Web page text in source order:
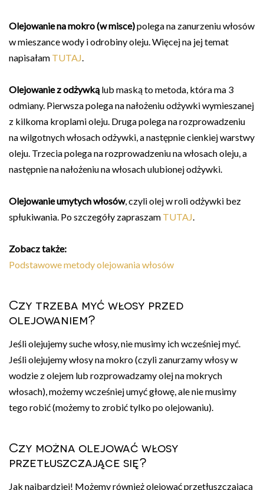
Olejowanie na mokro (w misce)polega na zanurzeniu włosów
w mieszance wody i odrobiny oleju. Więcej na jej temat
napisałam TUTAJ
Olejowanie z odżywką lub maską to metoda, która ma 3
odmiany. Pierwsza polega na nałożeniu odżywki wymieszanej
z kilkoma kroplami oleju. Druga polega na rozprowadzeniu
na wilgotnych włosach odżywki, a następnie cienkiej warstwy
oleju. Trzecia polega na rozprowadzeniu na włosach oleju, a
następnie na nałożeniu na włosach ulubionej odżywki.
Olejowanie umytych włosów, czyli olej w roli odżywki bez
spłukiwania. Po szczegóły zapraszam TUTAJ
Zobacz także:
Podstawowe metody olejowania włosów
Czy trzeba myć włosy przed
olejowaniem?
Jeśli olejujemy suche włosy, nie musimy ich wcześniej myć.
Jeśli olejujemy włosy na mokro (czyli zanurzamy włosy w
wodzie z olejem lub rozprowadzamy olej na mokrych
włosach), możemy wcześniej umyć głowę, ale nie musimy
tego robić (możemy to zrobić tylko po olejowaniu).
Czy można olejować włosy
przetłuszczające się?
Jak najbardziej! Możemy również olejować przetłuszczającą